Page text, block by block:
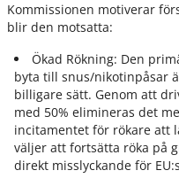
Kommissionen motiverar
blir den motsatta:
Ökad Rökning: Den
byta till snus/nikotinpåsar
billigare sätt. Genom att
med 50% elimineras det
incitamentet för rökare att
väljer att fortsätta röka på
direkt misslyckande för